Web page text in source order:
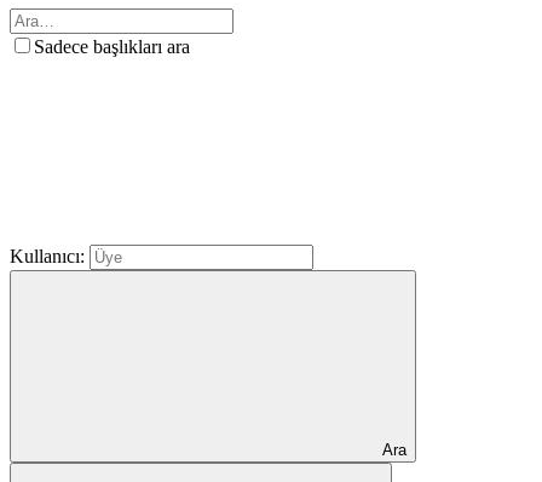
Sadece başlıkları ara
Kullanıcı:
Ara